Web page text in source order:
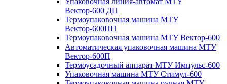
Вектор-600 ДП
Термоупаковочная машина МТУ
Вектор-600ПП
Термоупаковочная машина МТУ Вектор-600
Автоматическая упаковочная машина МТУ
Вектор-600П
Термоусадочный аппарат МТУ Импульс-600
Упаковочная машина МТУ Стимул-600